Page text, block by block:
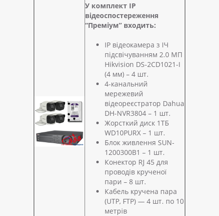
У комплект IP
відеоспостереження
“Преміум” входить:
IP відеокамера з ІЧ
підсвічуванням 2.0 МП
Hikvision DS-2CD1021-I
(4 мм) – 4 шт.
4-канальний
мережевий
відеореєстратор Dahua
DH-NVR3804 – 1 шт.
Жорсткий диск 1ТБ
WD10PURX – 1 шт.
Блок живлення SUN-
1200300B1 – 1 шт.
Конектор RJ 45 для
проводів крученої
пари – 8 шт.
Кабель кручена пара
(UTP, FTP) — 4 шт. по 10
метрів